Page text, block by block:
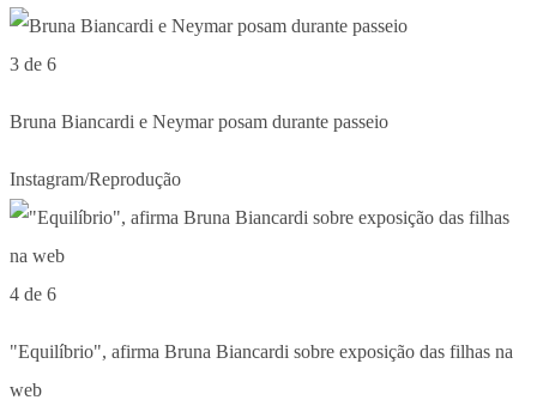
3 de 6
Bruna Biancardi e Neymar posam durante passeio
Instagram/Reprodução
4 de 6
"Equilíbrio", afirma Bruna Biancardi sobre exposição das filhas na
web